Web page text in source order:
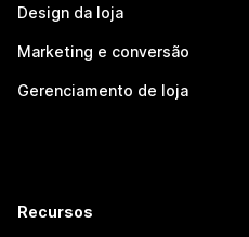
Design da loja
Marketing e conversão
Gerenciamento de loja
Recursos